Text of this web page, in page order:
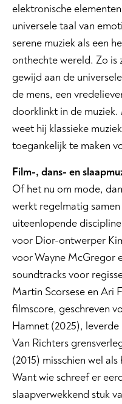
elektronische
universele taal van
serene muziek als een
onthechte wereld. Zo is
gewijd aan de
de mens, een
doorklinkt in de
weet hij klassieke
toegankelijk te maken
Film-, dans- en
Of het nu om mode,
werkt regelmatig
uiteenlopende
voor Dior-ontwerper
voor Wayne McGregor
soundtracks voor
Martin Scorsese en Ari
filmscore, geschreven
Hamnet (2025),
Van Richters
(2015) misschien wel
Want wie schreef er
slaapverwekkend stuk